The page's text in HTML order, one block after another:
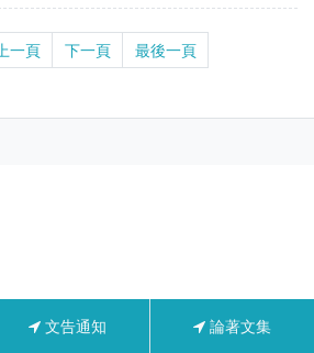
上一頁 下一頁 最後一頁
文告通知 論著文集